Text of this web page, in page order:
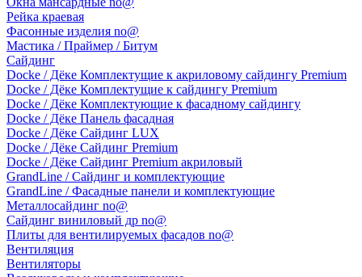
Рейка краевая
Фасонные изделия no@
Мастика / Праймер / Битум
Сайдинг
Docke / Дёке Комплектущие к акриловому сайдингу Premium
Docke / Дёке Комплектущие к сайдингу Premium
Docke / Дёке Комплектующие к фасадному сайдингу
Docke / Дёке Панель фасадная
Docke / Дёке Сайдинг LUX
Docke / Дёке Сайдинг Premium
Docke / Дёке Сайдинг Premium акриловый
GrandLine / Сайдинг и комплектующие
GrandLine / Фасадные панели и комплектующие
Металлосайдинг no@
Сайдинг виниловый др no@
Плиты для вентилируемых фасадов no@
Вентиляция
Вентиляторы